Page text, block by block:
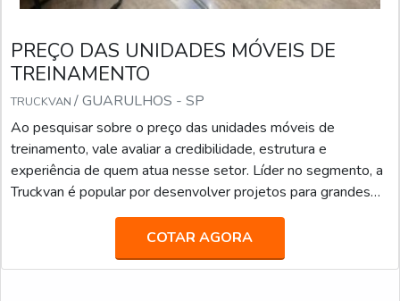
PREÇO DAS UNIDADES MÓVEIS DE
TREINAMENTO
TRUCKVAN / GUARULHOS - SP
Ao pesquisar sobre o preço das unidades móveis de
treinamento, vale avaliar a credibilidade, estrutura e
experiência de quem atua nesse setor. Líder no segmento, a
Truckvan é popular por desenvolver projetos para grandes
marcas, como a Mercedes-Benz e a IBM.A estrutura
desenvolvida para a Escola Volante Mercedes-Benz, por
exemplo, foi visando capacitar seus profissionais no
COTAR AGORA